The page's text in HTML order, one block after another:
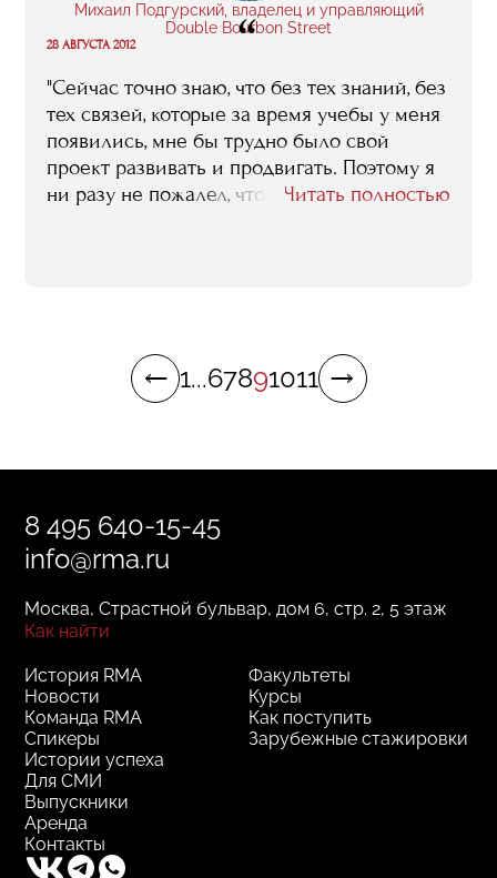
Михаил Подгурский, владелец и управляющий
Double Bourbon Street
“
28 АВГУСТА 2012
"Сейчас точно знаю, что без тех знаний, без
тех связей, которые за время учебы у меня
появились, мне бы трудно было свой
проект развивать и продвигать. Поэтому я
ни разу не пожалел, что пришел в RMA..."
Читать полностью
1...67891011
8 495 640-15-45
info@rma.ru
Москва, Страстной бульвар, дом 6, стр. 2, 5 этаж
Как найти
Факультеты
Курсы
Как поступить
Зарубежные стажировки
История RMA
Новости
Команда RMA
Спикеры
Истории успеха
Для СМИ
Выпускники
Аренда
Контакты